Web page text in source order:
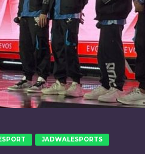
JADWALESPORTS